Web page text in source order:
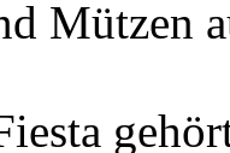
Mützen